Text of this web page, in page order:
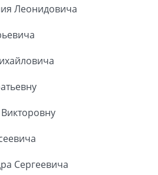
Леонидовича
Сергеевича